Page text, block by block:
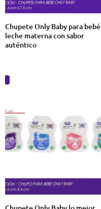
Chupete Only Baby para bebé
leche materna con sabor
auténtico